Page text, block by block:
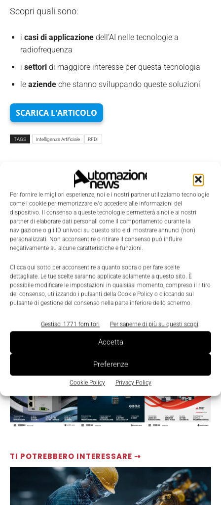
Per fornire le migliori esperienze, noi e i nostri partner utilizziamo tecnologie
come i cookie per memorizzare e/o accedere alle informazioni del
dispositivo. Il consenso a queste tecnologie permetterà a noi e ai nostri
partner di elaborare dati personali come il comportamento durante la
navigazione o gli ID univoci su questo sito e di mostrare annunci (non)
personalizzati. Non acconsentire o ritirare il consenso può influire
negativamente su alcune caratteristiche e funzioni.
Clicca qui sotto per acconsentire a quanto sopra o per fare scelte
dettagliate. Le tue scelte saranno applicate solamente a questo sito. È
possibile modificare le impostazioni in qualsiasi momento, compreso il ritiro
del consenso, utilizzando i pulsanti della Cookie Policy o cliccando sul
pulsante di gestione del consenso nella parte inferiore dello schermo.
Gestisci 1771 fornitori Per saperne di più su questi scopi
Accetta
Preferenze
Cookie Policy Privacy Policy
LEGGI LA RIVISTA ⇢
TI POTREBBERO INTERESSARE ⇢
Scopri quali sono:
i casi di applicazione dell’AI nelle tecnologie a
radiofrequenza
i settori di maggiore interesse per questa tecnologia
le aziende che stanno sviluppando queste soluzioni
SCARICA L'ARTICOLO
TAGS Intelligenza Artificiale RFDI